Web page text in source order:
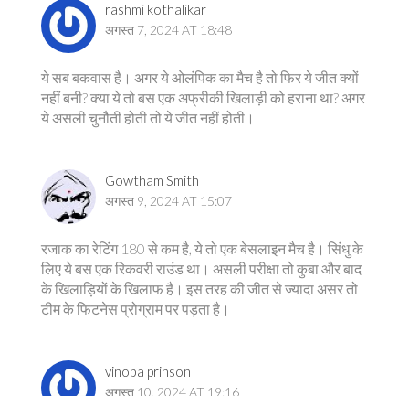
rashmi kothalikar
अगस्त 7, 2024 AT 18:48
ये सब बकवास है। अगर ये ओलंपिक का मैच है तो फिर ये जीत क्यों
नहीं बनी? क्या ये तो बस एक अफ्रीकी खिलाड़ी को हराना था? अगर
ये असली चुनौती होती तो ये जीत नहीं होती।
Gowtham Smith
अगस्त 9, 2024 AT 15:07
रजाक का रेटिंग 180 से कम है, ये तो एक बेसलाइन मैच है। सिंधु के
लिए ये बस एक रिकवरी राउंड था। असली परीक्षा तो कुबा और बाद
के खिलाड़ियों के खिलाफ है। इस तरह की जीत से ज्यादा असर तो
टीम के फिटनेस प्रोग्राम पर पड़ता है।
vinoba prinson
अगस्त 10, 2024 AT 19:16